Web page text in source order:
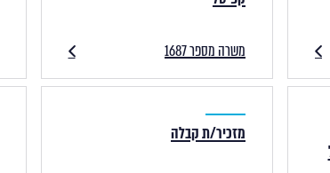
משרה מספר 1687
מזכיר/ת קבלה